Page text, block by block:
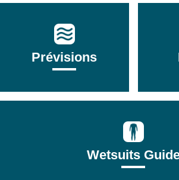
Prévisions
Wetsuits